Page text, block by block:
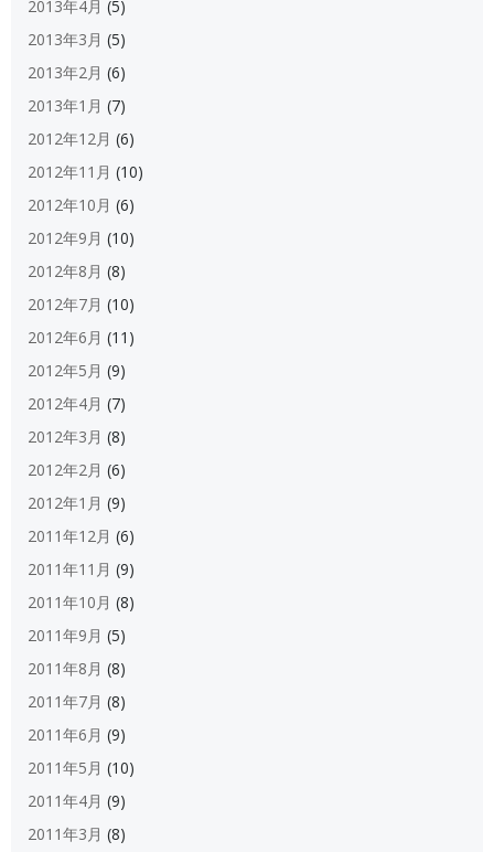
2013年4月 (5)
2013年3月 (5)
2013年2月 (6)
2013年1月 (7)
2012年12月 (6)
2012年11月 (10)
2012年10月 (6)
2012年9月 (10)
2012年8月 (8)
2012年7月 (10)
2012年6月 (11)
2012年5月 (9)
2012年4月 (7)
2012年3月 (8)
2012年2月 (6)
2012年1月 (9)
2011年12月 (6)
2011年11月 (9)
2011年10月 (8)
2011年9月 (5)
2011年8月 (8)
2011年7月 (8)
2011年6月 (9)
2011年5月 (10)
2011年4月 (9)
2011年3月 (8)